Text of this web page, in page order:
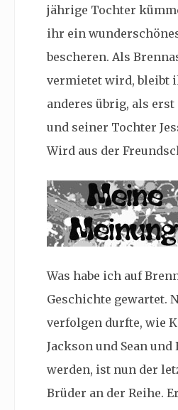
jährige Tochter
ihr ein
bescheren. Als
vermietet wird, bleibt
anderes übrig, als
und seiner Tochter
Wird aus der
Was habe ich auf
Geschichte gewartet.
verfolgen durfte, wie
Jackson und Sean und
werden, ist nun der
Brüder an der Reihe.